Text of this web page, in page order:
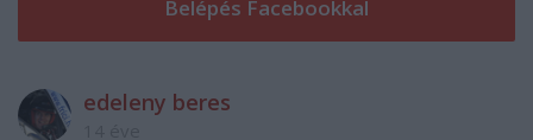
edeleny beres